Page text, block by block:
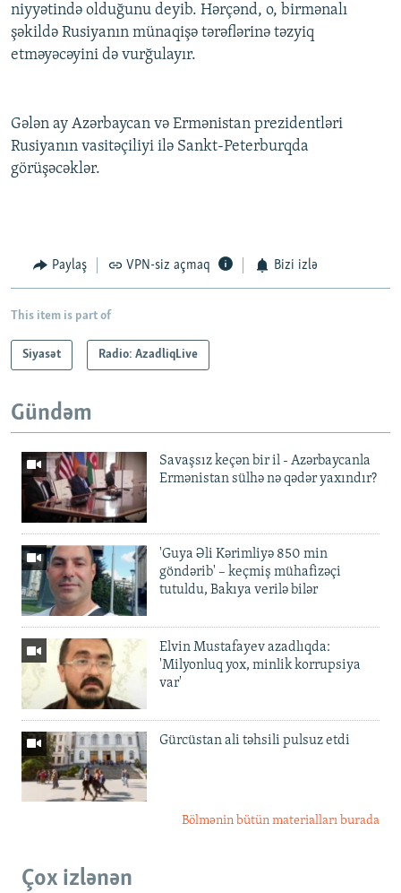
niyyətində olduğunu deyib. Hərçənd, o, birmənalı
şəkildə Rusiyanın münaqişə tərəflərinə təzyiq
etməyəcəyini də vurğulayır.
Gələn ay Azərbaycan və Ermənistan prezidentləri
Rusiyanın vasitəçiliyi ilə Sankt-Peterburqda
görüşəcəklər.
Paylaş VPN-siz açmaq Bizi izlə
This item is part of
Siyasət Radio: AzadliqLive
Gündəm
Savaşsız keçən bir il - Azərbaycanla
Ermənistan sülhə nə qədər yaxındır?
'Guya Əli Kərimliyə 850 min
göndərib' – keçmiş mühafizəçi
tutuldu, Bakıya verilə bilər
Elvin Mustafayev azadlıqda:
'Milyonluq yox, minlik korrupsiya
var'
Gürcüstan ali təhsili pulsuz etdi
Bölmənin bütün materialları burada
Çox izlənən